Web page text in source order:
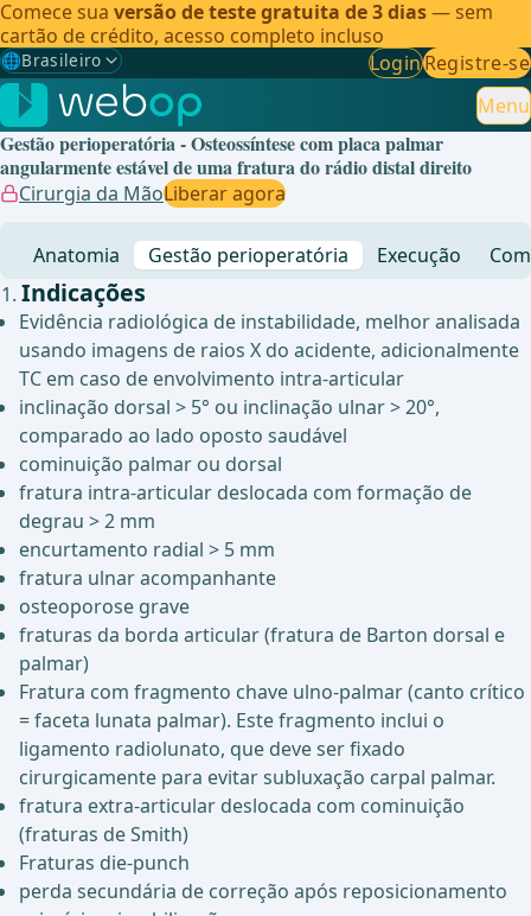
Comece sua versão de teste gratuita de 3 dias— sem
cartão de crédito, acesso completo incluso
🌐Brasileiro
Gewählte Sprache: Brasileiro
🇩🇪 Alemão
🇬🇧Inglês
🇪🇸Espanhol
🇧🇷Brasileiro ✓
LoginRegistre-se
Menu
Gestão perioperatória - Osteossíntese com placa palmar
angularmente estável de uma fratura do rádio distal direito
Cirurgia da MãoLiberar agora
Anatomia Gestão perioperatória Execução
Indicações
Evidência radiológica de instabilidade, melhor analisada
usando imagens de raios X do acidente, adicionalmente
TC em caso de envolvimento intra-articular
inclinação dorsal > 5° ou inclinação ulnar > 20°,
comparado ao lado oposto saudável
cominuição palmar ou dorsal
fratura intra-articular deslocada com formação de
degrau > 2 mm
encurtamento radial > 5 mm
fratura ulnar acompanhante
osteoporose grave
fraturas da borda articular (fratura de Barton dorsal e
palmar)
Fratura com fragmento chave ulno-palmar (canto crítico
= faceta lunata palmar). Este fragmento inclui o
ligamento radiolunato, que deve ser fixado
cirurgicamente para evitar subluxação carpal palmar.
fratura extra-articular deslocada com cominuição
(fraturas de Smith)
Fraturas die-punch
perda secundária de correção após reposicionamento